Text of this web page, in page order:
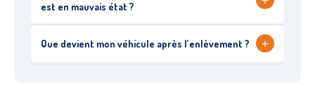
est en mauvais état ?
Que devient mon véhicule après l’enlèvement ? +